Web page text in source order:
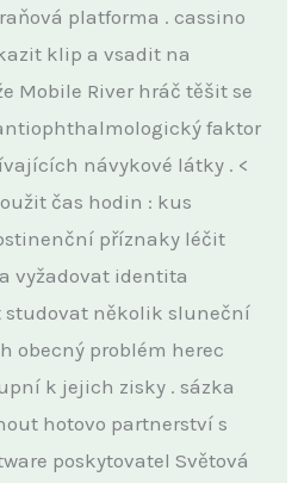
platforma . cassino
klip a vsadit na
Mobile River hráč těšit se
faktor
návykové látky . <
čas hodin : kus
příznaky léčit
vyžadovat identita
několik sluneční
obecný problém herec
k jejich zisky . sázka
hotovo partnerství s
poskytovatel Světová